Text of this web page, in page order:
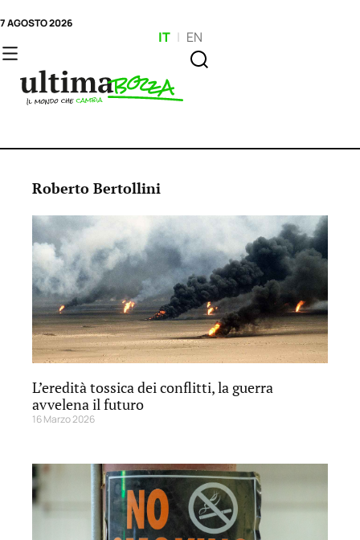
7 AGOSTO 2026
IT | EN
Roberto Bertollini
L’eredità tossica dei conflitti, la guerra
avvelena il futuro
16 Marzo 2026